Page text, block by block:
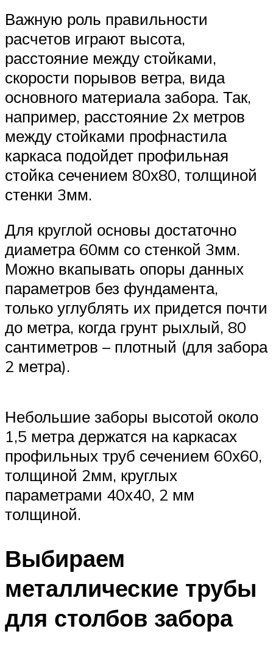
Важную роль правильности
расчетов играют высота,
расстояние между стойками,
скорости порывов ветра, вида
основного материала забора. Так,
например, расстояние 2х метров
между стойками профнастила
каркаса подойдет профильная
стойка сечением 80х80, толщиной
стенки 3мм.
Для круглой основы достаточно
диаметра 60мм со стенкой 3мм.
Можно вкапывать опоры данных
параметров без фундамента,
только углублять их придется почти
до метра, когда грунт рыхлый, 80
сантиметров – плотный (для забора
2 метра).
Небольшие заборы высотой около
1,5 метра держатся на каркасах
профильных труб сечением 60х60,
толщиной 2мм, круглых
параметрами 40х40, 2 мм
толщиной.
Выбираем
металлические трубы
для столбов забора